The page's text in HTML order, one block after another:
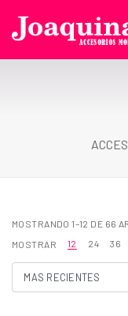
MOSTRANDO 1–12 DE 66
MOSTRAR
12 24 36